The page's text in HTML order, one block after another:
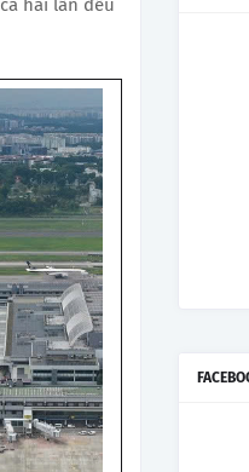
hai lần đều